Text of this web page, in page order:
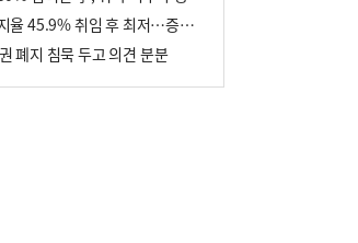
이 대통령 지지율 45.9% 취임 후 최저…증시 폭락·연임 개헌 논란 영향
폐지 침묵 두고 의견 분분